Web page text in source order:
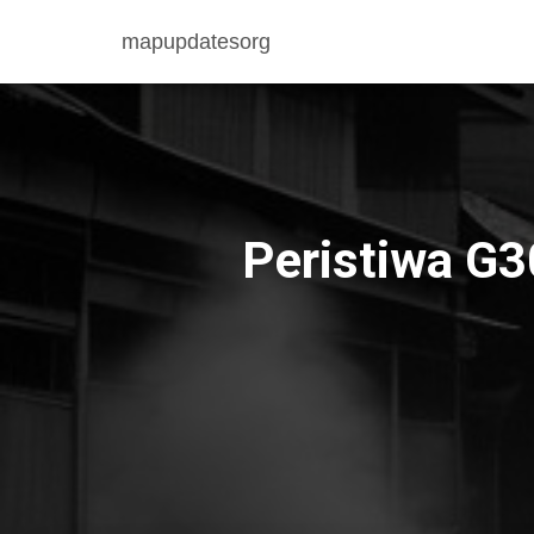
mapupdatesorg
Peristiwa